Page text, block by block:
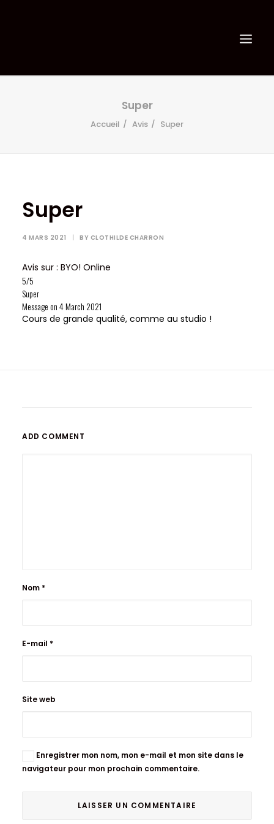
Super
Accueil Avis Super
Super
4 MARS 2021 | BY CLOTHILDE CHARRON
Avis sur : BYO! Online
5/5
Super
Message on4 March 2021
Cours de grande qualité, comme au studio !
ADD COMMENT
Nom *
E-mail *
Site web
Enregistrer mon nom, mon e-mail et mon site dans le
navigateur pour mon prochain commentaire.